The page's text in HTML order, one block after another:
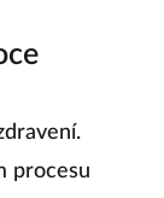
procesu